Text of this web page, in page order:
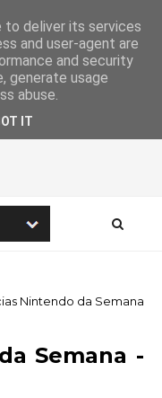
Nintendo da Semana
Semana -
to deliver its services
and user-agent are
and security
generate usage
abuse.
IT